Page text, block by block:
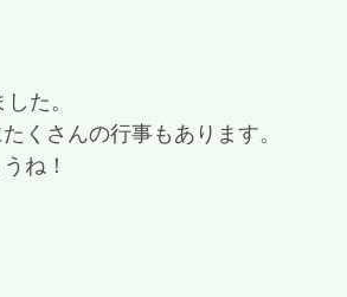
た。
くさんの行事もあります。
ね！